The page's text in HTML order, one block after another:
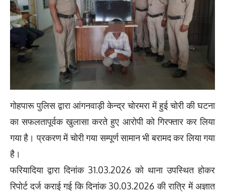
गोहपारू पुलिस द्वारा आंगनवाड़ी केन्द्र चोरमरा में हुई चोरी की घटना
का सफलतापूर्वक खुलासा करते हुए आरोपी को गिरफ्तार कर लिया
गया है। प्रकरण में चोरी गया सम्पूर्ण सामान भी बरामद कर लिया गया
है।
फरियादिया द्वारा दिनांक 31.03.2026 को थाना उपस्थित होकर
रिपोर्ट दर्ज कराई गई कि दिनांक 30.03.2026 की रात्रि में अज्ञात